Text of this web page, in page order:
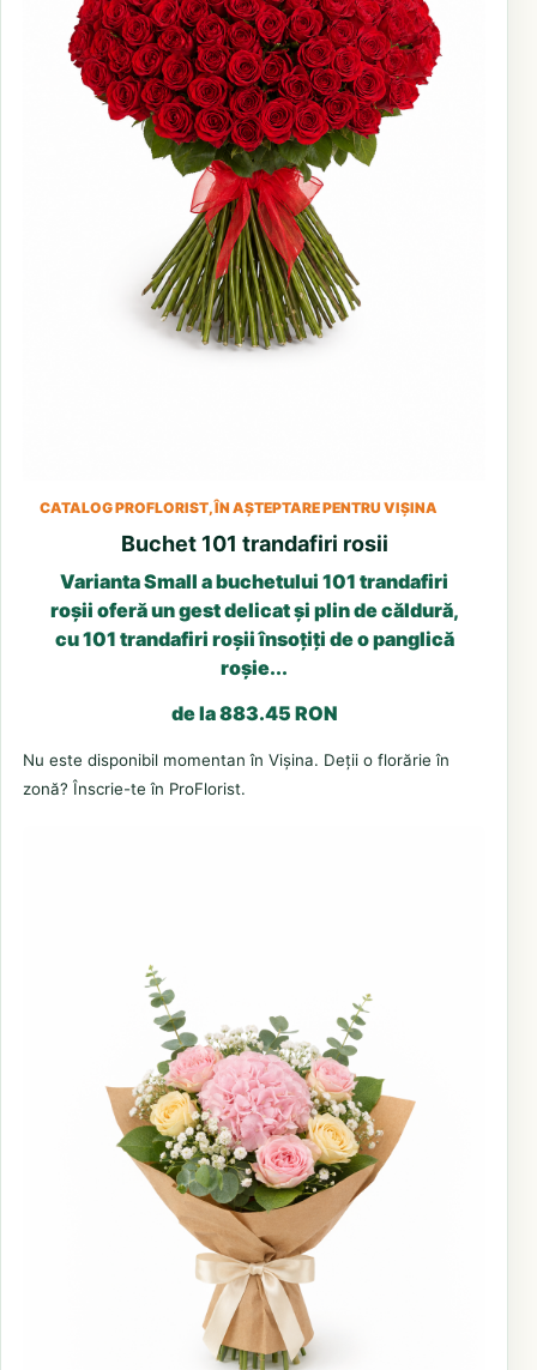
CATALOG PROFLORIST, ÎN AȘTEPTARE PENTRU VIȘINA
Buchet 101 trandafiri rosii
Varianta Small a buchetului 101 trandafiri
roșii oferă un gest delicat și plin de căldură,
cu 101 trandafiri roșii însoțiți de o panglică
roșie...
de la 883.45 RON
Nu este disponibil momentan în Vișina. Deții o florărie în
zonă? Înscrie-te în ProFlorist.